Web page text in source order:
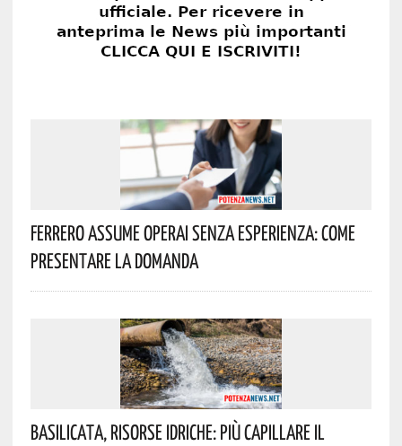
Ferrero Assume Operai Senza Esperienza: Come
Presentare La Domanda
Basilicata, Risorse Idriche: Più Capillare Il